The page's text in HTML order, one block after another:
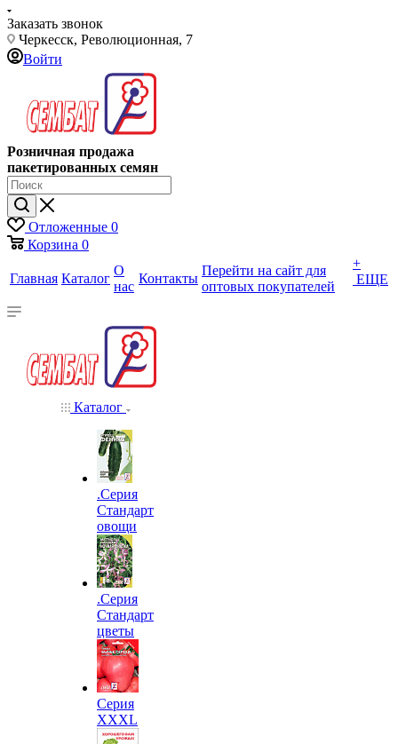
Заказать звонок
Черкесск, Революционная, 7
Войти
Розничная продажа
пакетированных семян
Отложенные 0
Корзина 0
Главная Каталог
О
нас
Контакты
Перейти на сайт для
оптовых покупателей
+
ЕЩЕ
Каталог
.Серия
Стандарт
овощи
.Серия
Стандарт
цветы
Серия
XXXL